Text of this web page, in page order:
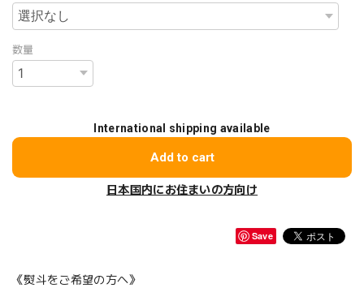
数量
International shipping available
Add to cart
日本国内にお住まいの方向け
Save
《熨斗をご希望の方へ》